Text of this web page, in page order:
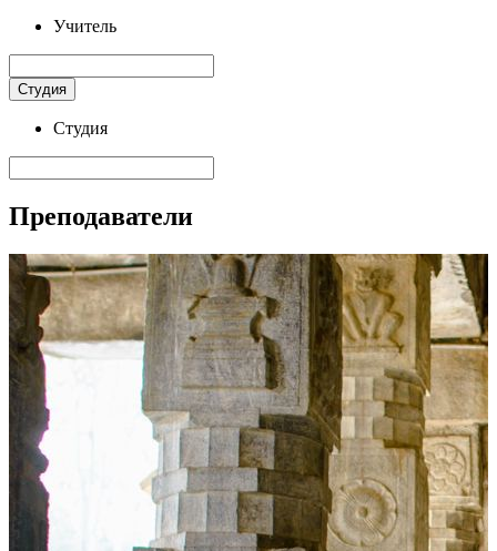
Учитель
Студия
Студия
Преподаватели